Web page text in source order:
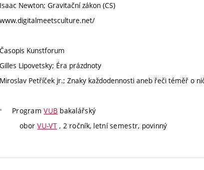
Isaac Newton; Gravitační zákon (CS)
www.digitalmeetsculture.net/
Časopis Kunstforum
Gilles Lipovetsky; Éra prázdnoty
Miroslav Petříček jr.; Znaky každodennosti aneb řeči téměř o
ProgramVUB bakalářský
oborVU-VT, 2 ročník, letní semestr, povinný